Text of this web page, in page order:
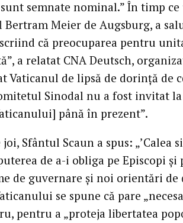
semnate nominal.” În timp
Bertram Meier de Augsburg, a
că preocuparea pentru
a relatat CNA Deutsch,
Vaticanul de lipsă de dorință de
Sinodal nu a fost invitat
până în prezent”.
Sfântul Scaun a spus: „’Calea
de a-i obliga pe Episcopi și
de guvernare și noi orientări de
se spune că pare
pentru a „proteja libertatea